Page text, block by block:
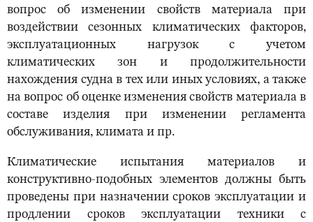
вопрос об изменении свойств материала при
воздействии сезонных климатических факторов,
эксплуатационных нагрузок с учетом
климатических зон и продолжительности
нахождения судна в тех или иных условиях, а также
на вопрос об оценке изменения свойств материала в
составе изделия при изменении регламента
обслуживания, климата и пр.
Климатические испытания материалов и
конструктивно-подобных элементов должны быть
проведены при назначении сроков эксплуатации и
продлении сроков эксплуатации техники с